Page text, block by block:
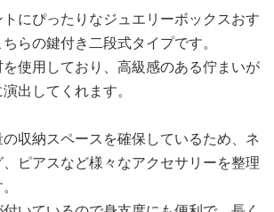
にぴったりなジュエリーボックスおす
らの鍵付き二段式タイプです。
使用しており、高級感のある佇まいが
出してくれます。
収納スペースを確保しているため、ネ
ピアスなど様々なアクセサリーを整理